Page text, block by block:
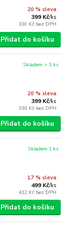
20 % sleva
399 Kč/ks
330 Kč bez DPH
Přidat do košíku
20 % sleva
399 Kč/ks
330 Kč bez DPH
Skladem > 3 ks
Přidat do košíku
17 % sleva
499 Kč/ks
412 Kč bez DPH
Skladem 1 ks
Přidat do košíku